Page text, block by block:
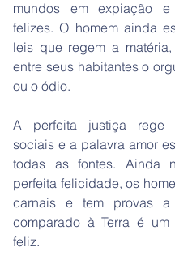
mundos em expiação
felizes. O homem ainda
leis que regem a
entre seus habitantes o
ou o ódio.
A perfeita justiça rege
sociais e a palavra amor
todas as fontes. Ainda
perfeita felicidade, os
carnais e tem provas a
comparado à Terra é um
feliz.